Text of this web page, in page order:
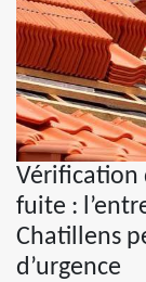
Vérification
fuite :
Chatillens
d’urgence